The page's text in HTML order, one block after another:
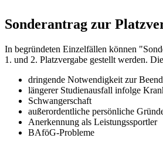
Sonderantrag zur
In begründeten Einzelfällen können
1. und 2. Platzvergabe gestellt werden.
dringende Notwendigkeit zur
längerer Studienausfall infolge
Schwangerschaft
außerordentliche persönliche
Anerkennung als Leistungssportler
BAföG-Probleme